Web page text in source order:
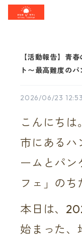
【活動報告】青
ト〜最高難度の
2026/06/23 12:53
こんにちは
市にあるハ
ームとパン
フェ」のち
本日は、
始まった、